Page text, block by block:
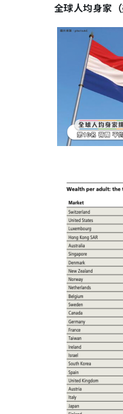
全球人均身家